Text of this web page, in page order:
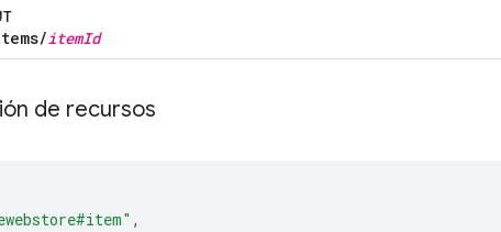
/itemId
de recursos
,